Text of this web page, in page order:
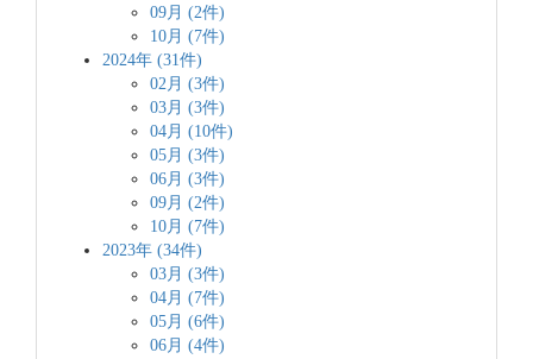
09月 (2件)
10月 (7件)
2024年 (31件)
02月 (3件)
03月 (3件)
04月 (10件)
05月 (3件)
06月 (3件)
09月 (2件)
10月 (7件)
2023年 (34件)
03月 (3件)
04月 (7件)
05月 (6件)
06月 (4件)